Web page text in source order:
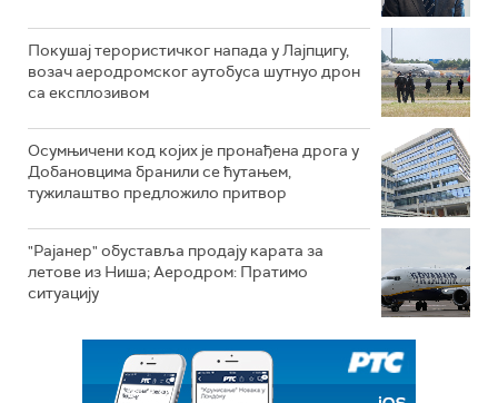
Покушај терористичког напада у Лајпцигу,
возач аеродромског аутобуса шутнуо дрон
са експлозивом
Осумњичени код којих је пронађена дрога у
Добановцима бранили се ћутањем,
тужилаштво предложило притвор
"Рајанер" обуставља продају карата за
летове из Ниша; Аеродром: Пратимо
ситуацију